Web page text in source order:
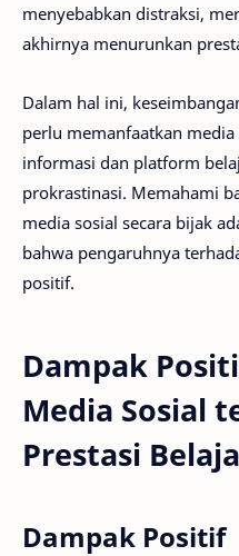
menyebabkan distraksi,
akhirnya menurunkan
Dalam hal ini,
perlu memanfaatkan
informasi dan platform
prokrastinasi. Memahami
media sosial secara bijak
bahwa pengaruhnya
positif.
Dampak
Media Sosial
Prestasi
Dampak Positif